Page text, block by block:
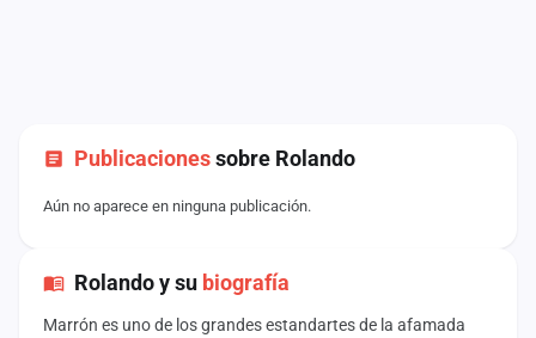
Publicacionessobre Rolando
Aún no aparece en ninguna publicación.
Rolando y su biografía
Marrón es uno de los grandes estandartes de la afamada